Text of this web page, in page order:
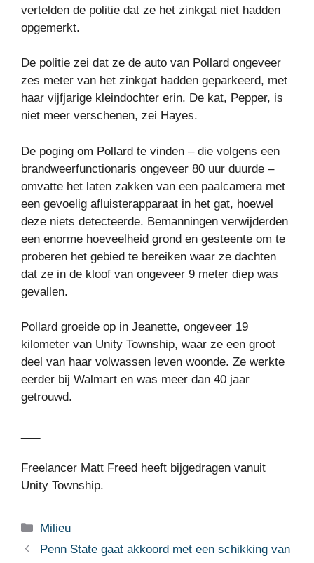
vertelden de politie dat ze het zinkgat niet hadden
opgemerkt.
De politie zei dat ze de auto van Pollard ongeveer
zes meter van het zinkgat hadden geparkeerd, met
haar vijfjarige kleindochter erin. De kat, Pepper, is
niet meer verschenen, zei Hayes.
De poging om Pollard te vinden – die volgens een
brandweerfunctionaris ongeveer 80 uur duurde –
omvatte het laten zakken van een paalcamera met
een gevoelig afluisterapparaat in het gat, hoewel
deze niets detecteerde. Bemanningen verwijderden
een enorme hoeveelheid grond en gesteente om te
proberen het gebied te bereiken waar ze dachten
dat ze in de kloof van ongeveer 9 meter diep was
gevallen.
Pollard groeide op in Jeanette, ongeveer 19
kilometer van Unity Township, waar ze een groot
deel van haar volwassen leven woonde. Ze werkte
eerder bij Walmart en was meer dan 40 jaar
getrouwd.
Freelancer Matt Freed heeft bijgedragen vanuit
Unity Township.
Categorieën
Milieu
Penn State gaat akkoord met een schikking van